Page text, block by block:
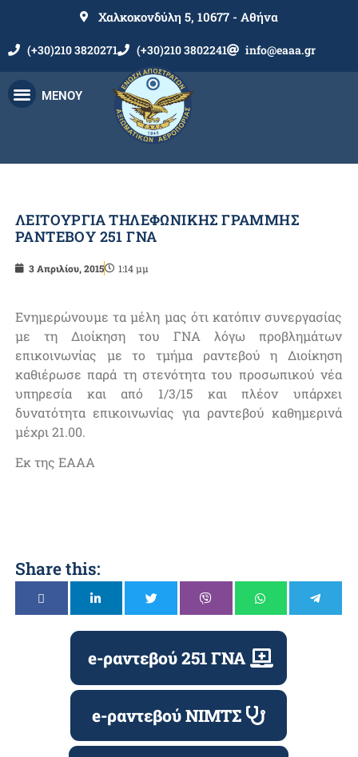
Χαλκοκονδύλη 5, 10677 - Αθήνα
(+30)210 3820271 (+30)210 3802241 info@eaaa.gr
ΜΕΝΟΥ
ΛΕΙΤΟΥΡΓΙΑ ΤΗΛΕΦΩΝΙΚΗΣ ΓΡΑΜΜΗΣ
ΡΑΝΤΕΒΟΥ 251 ΓΝΑ
3 Απριλίου, 2015 1:14 μμ
Ενημερώνουμε τα μέλη μας ότι κατόπιν συνεργασίας
με τη Διοίκηση του ΓΝΑ λόγω προβλημάτων
επικοινωνίας με το τμήμα ραντεβού η Διοίκηση
καθιέρωσε παρά τη στενότητα του προσωπικού νέα
υπηρεσία και από 1/3/15 και πλέον υπάρχει
δυνατότητα επικοινωνίας για ραντεβού καθημερινά
μέχρι 21.00.
Εκ της ΕΑΑΑ
Share this:
e-ραντεβού 251 ΓΝΑ
e-ραντεβού ΝΙΜΤΣ